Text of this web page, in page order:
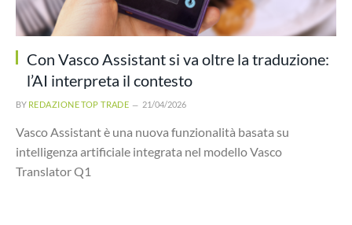
Con Vasco Assistant si va oltre la traduzione:
l’AI interpreta il contesto
BY REDAZIONE TOP TRADE 21/04/2026
Vasco Assistant è una nuova funzionalità basata su
intelligenza artificiale integrata nel modello Vasco
Translator Q1